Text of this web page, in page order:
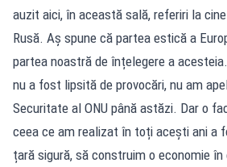
auzit aici, în această sală, referiri la
Rusă. Aș spune că partea estică a
partea noastră de înțelegere a
nu a fost lipsită de provocări, nu am
Securitate al ONU până astăzi. Dar o
ceea ce am realizat în toți acești ani a
țară sigură, să construim o economie